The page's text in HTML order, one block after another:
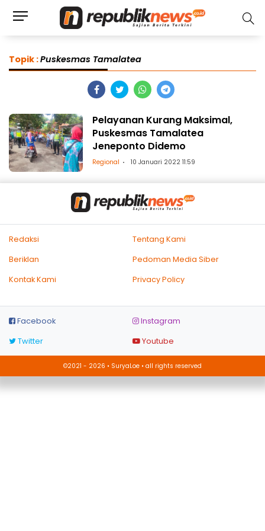
Topik :Puskesmas Tamalatea
Pelayanan Kurang Maksimal,
Puskesmas Tamalatea
Jeneponto Didemo
Regional 10 Januari 2022 11:59
Redaksi
Tentang Kami
Beriklan
Pedoman Media Siber
Kontak Kami
Privacy Policy
Facebook
Instagram
Twitter
Youtube
©2021 - 2026 • SuryaLoe • all rights reserved